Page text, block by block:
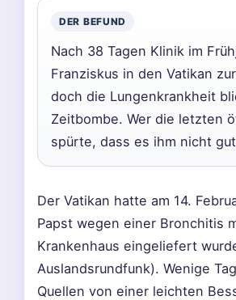
DER BEFUND
Nach 38 Tagen Klinik im
Franziskus in den Vatikan
doch die Lungenkrankheit
Zeitbombe. Wer die letzten
spürte, dass es ihm nicht
Der Vatikan hatte am 14.
Papst wegen einer Bronchitis
Krankenhaus eingeliefert
Auslandsrundfunk). Wenige
Quellen von einer leichten